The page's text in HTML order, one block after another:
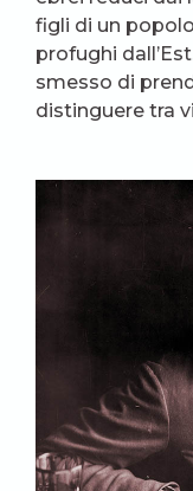
figli di un
profughi
smesso di
distinguere tra